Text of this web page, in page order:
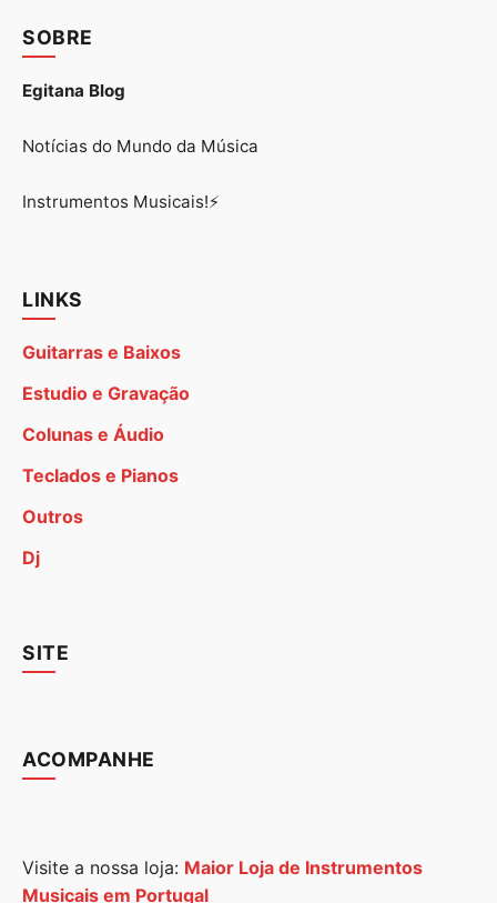
SOBRE
Egitana Blog
Notícias do Mundo da Música
Instrumentos Musicais!⚡
LINKS
Guitarras e Baixos
Estudio e Gravação
Colunas e Áudio
Teclados e Pianos
Outros
Dj
SITE
ACOMPANHE
Visite a nossa loja: Maior Loja de Instrumentos
Musicais em Portugal